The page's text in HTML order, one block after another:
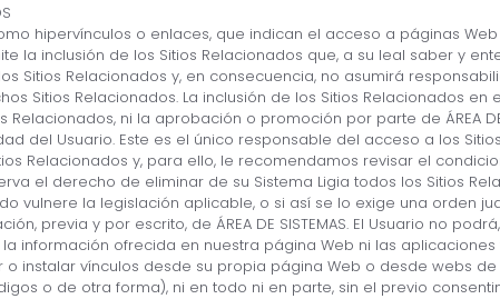
hipervínculos o enlaces, que indican el acceso a páginas Web
inclusión de los Sitios Relacionados que, a su leal saber y
Sitios Relacionados y, en consecuencia, no asumirá
Sitios Relacionados. La inclusión de los Sitios Relacionados
Relacionados, ni la aprobación o promoción por parte de ÁREA
del Usuario. Este es el único responsable del acceso a los
Relacionados y, para ello, le recomendamos revisar el
el derecho de eliminar de su Sistema Ligia todos los Sitios
vulnere la legislación aplicable, o si así se lo exige una orden
previa y por escrito, de ÁREA DE SISTEMAS. El Usuario no
información ofrecida en nuestra página Web ni las
instalar vínculos desde su propia página Web o desde webs
o de otra forma), ni en todo ni en parte, sin el previo